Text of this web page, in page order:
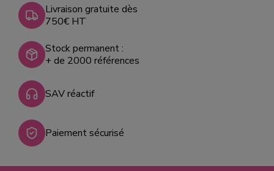
Livraison gratuite dès
750€ HT
Stock permanent :
+ de 2000 références
SAV réactif
Paiement sécurisé